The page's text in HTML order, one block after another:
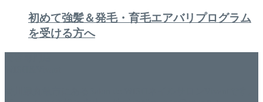
初めて強髪＆発毛・育毛エアバリプログラム
を受ける方へ